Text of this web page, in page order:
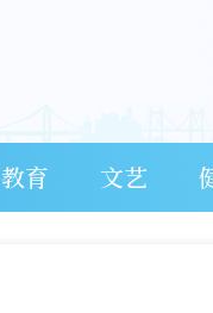
教育 文艺